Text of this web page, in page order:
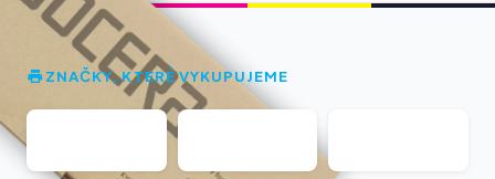
ZNAČKY, KTERÉ VYKUPUJEME